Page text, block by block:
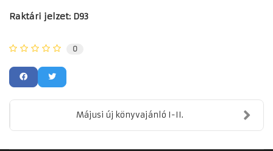
Raktári jelzet: D93
0
Májusi új könyvajánló I-II.